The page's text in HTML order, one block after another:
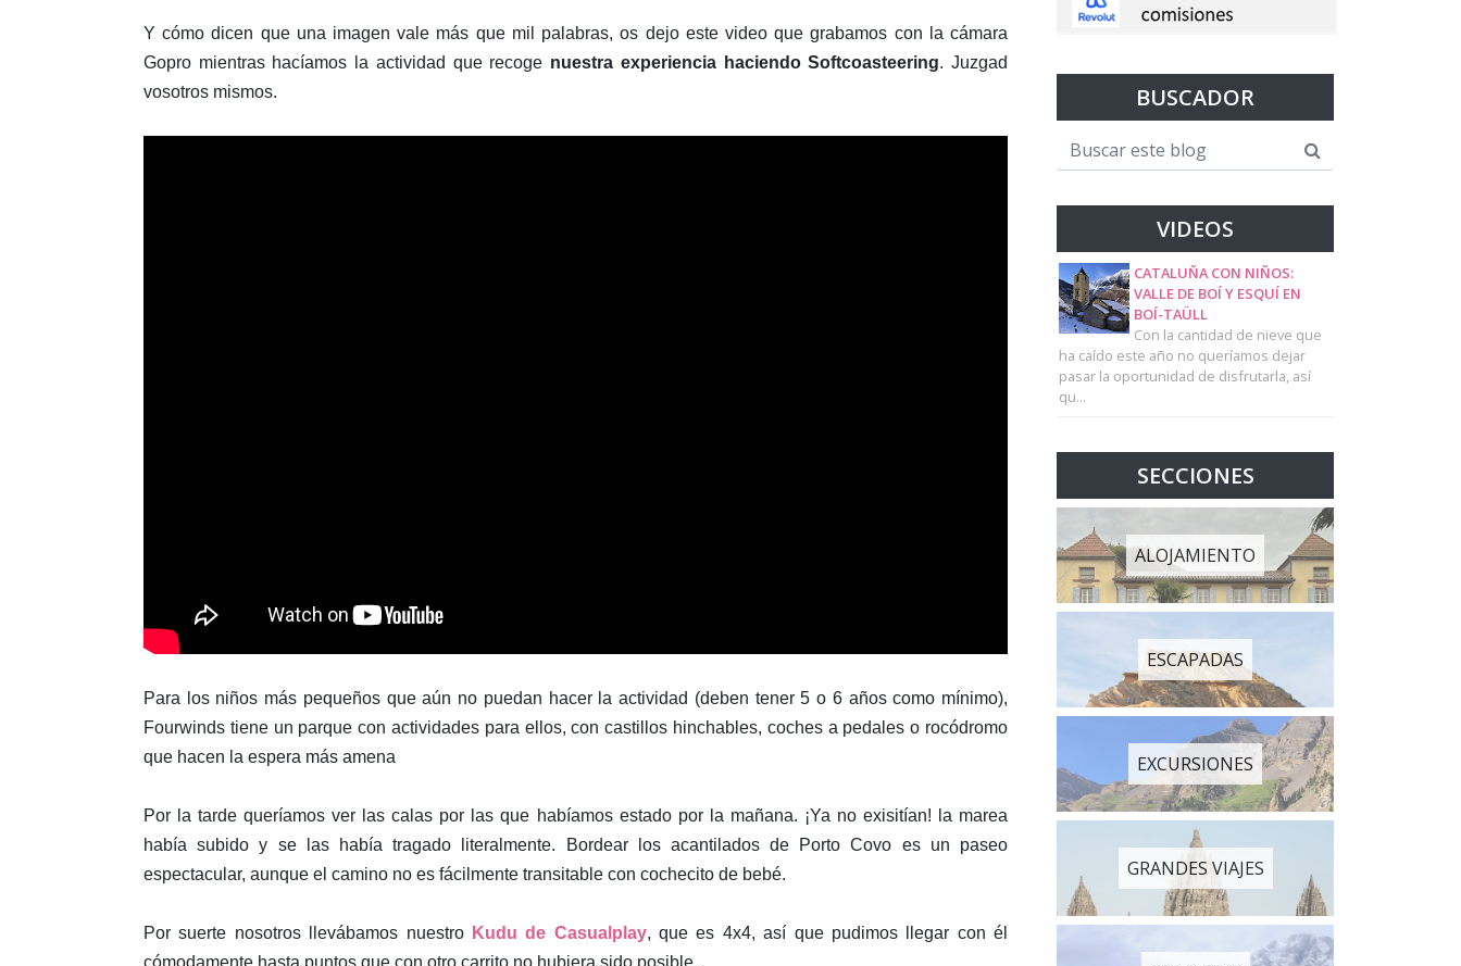
Y cómo dicen que una imagen vale más que mil palabras, os dejo este video que grabamos con la cámara
Gopro mientras hacíamos la actividad que recoge nuestra experiencia haciendo Softcoasteering. Juzgad
vosotros mismos.
Para los niños más pequeños que aún no puedan hacer la actividad (deben tener 5 o 6 años como mínimo),
Fourwinds tiene un parque con actividades para ellos, con castillos hinchables, coches a pedales o rocódromo
que hacen la espera más amena
Por la tarde queríamos ver las calas por las que habíamos estado por la mañana. ¡Ya no exisitían! la marea
había subido y se las había tragado literalmente. Bordear los acantilados de Porto Covo es un paseo
espectacular, aunque el camino no es fácilmente transitable con cochecito de bebé.
Por suerte nosotros llevábamos nuestro Kudu de Casualplay, que es 4x4, así que pudimos llegar con él
cómodamente hasta puntos que con otro carrito no hubiera sido posible.
BUSCADOR
VIDEOS
CATALUÑA CON NIÑOS:
VALLE DE BOÍ Y ESQUÍ EN
BOÍ-TAÜLL
Con la cantidad de nieve que
ha caído este año no queríamos dejar
pasar la oportunidad de disfrutarla, así
qu...
SECCIONES
ALOJAMIENTO
ESCAPADAS
EXCURSIONES
GRANDES VIAJES